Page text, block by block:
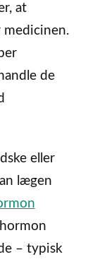
at
medicinen.
de
eller
lægen
– typisk